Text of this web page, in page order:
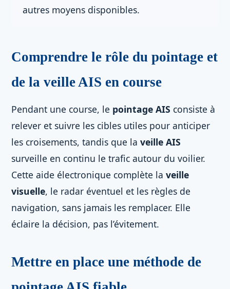
autres moyens disponibles.
Comprendre le rôle du pointage et
de la veille AIS en course
Pendant une course, le pointage AIS consiste à
relever et suivre les cibles utiles pour anticiper
les croisements, tandis que la veille AIS
surveille en continu le trafic autour du voilier.
Cette aide électronique complète la veille
visuelle, le radar éventuel et les règles de
navigation, sans jamais les remplacer. Elle
éclaire la décision, pas l’évitement.
Mettre en place une méthode de